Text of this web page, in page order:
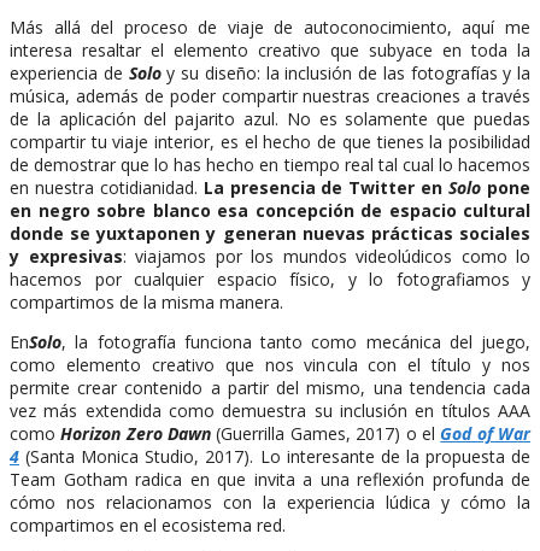
Más allá del proceso de viaje de autoconocimiento, aquí me
interesa resaltar el elemento creativo que subyace en toda la
experiencia de Soloy su diseño: la inclusión de las fotografías y la
música, además de poder compartir nuestras creaciones a través
de la aplicación del pajarito azul. No es solamente que puedas
compartir tu viaje interior, es el hecho de que tienes la posibilidad
de demostrar que lo has hecho en tiempo real tal cual lo hacemos
en nuestra cotidianidad. La presencia de Twitter enSolo pone
en negro sobre blanco esa concepción de espacio cultural
donde se yuxtaponen y generan nuevas prácticas sociales
y expresivas: viajamos por los mundos videolúdicos como lo
hacemos por cualquier espacio físico, y lo fotografiamos y
compartimos de la misma manera.
EnSolo, la fotografía funciona tanto como mecánica del juego,
como elemento creativo que nos vincula con el título y nos
permite crear contenido a partir del mismo, una tendencia cada
vez más extendida como demuestra su inclusión en títulos AAA
comoHorizon Zero Dawn (Guerrilla Games, 2017) o elGod of War
4 (Santa Monica Studio, 2017). Lo interesante de la propuesta de
Team Gotham radica en que invita a una reflexión profunda de
cómo nos relacionamos con la experiencia lúdica y cómo la
compartimos en el ecosistema red.